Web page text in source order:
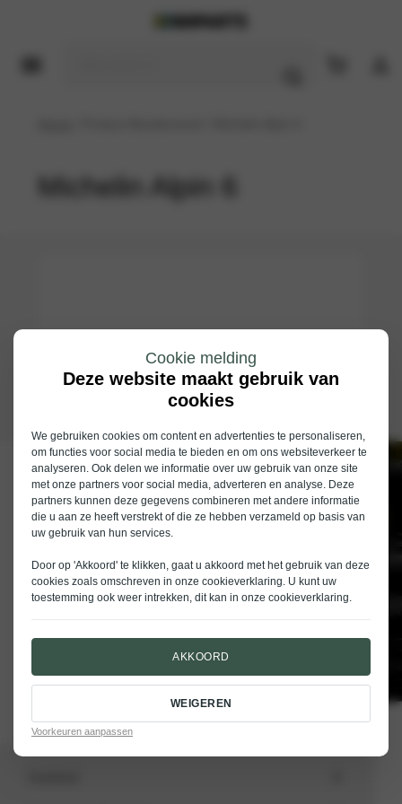
Cookie melding
Deze website maakt gebruik van
cookies
We gebruiken cookies om content en advertenties te personaliseren,
om functies voor social media te bieden en om ons websiteverkeer te
analyseren. Ook delen we informatie over uw gebruik van onze site
met onze partners voor social media, adverteren en analyse. Deze
partners kunnen deze gegevens combineren met andere informatie
die u aan ze heeft verstrekt of die ze hebben verzameld op basis van
uw gebruik van hun services.
Door op 'Akkoord' te klikken, gaat u akkoord met het gebruik van deze
cookies zoals omschreven in onze cookieverklaring. U kunt uw
toestemming ook weer intrekken, dit kan in onze cookieverklaring.
AKKOORD
WEIGEREN
Voorkeuren aanpassen
Michelin Alpin 6
Schrijf je in voor de nieuwsbrief van
Nieuwenhuijse
E-mailadres
VERSTUREN